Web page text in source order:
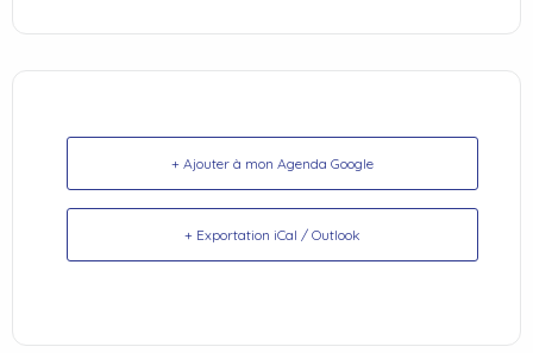
+ Ajouter à mon Agenda Google
+ Exportation iCal / Outlook